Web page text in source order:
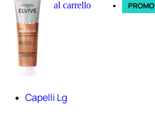
al carrello
PROMO
Capelli Lg